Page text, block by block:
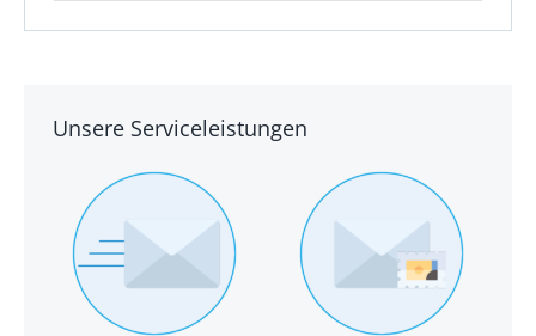
Unsere Serviceleistungen